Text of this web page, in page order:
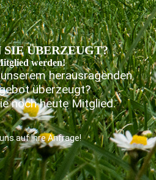
ÜBERZEUGT?
werden!
herausragenden
überzeugt?
noch heute Mitglied.
auf Ihre Anfrage!